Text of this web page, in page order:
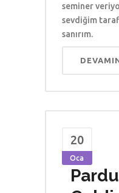
seminer
sevdiğim
sanırım.
20
Oca